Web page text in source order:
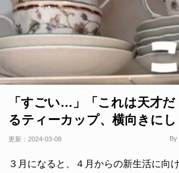
「すごい…」「これは天才
るティーカップ、横向きに
更新： 2024-03-08 By
３月になると、４月からの新生活に向